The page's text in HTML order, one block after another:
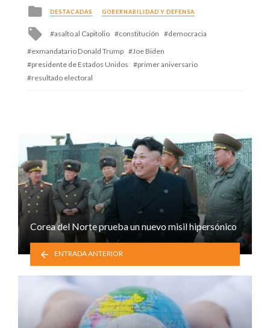
Posted
in
DESTACADAS GOBERNABILIDAD Y DEFENSA
Tagged
with
asalto al Capitolio constitución
democracia
exmandatario Donald Trump
Joe Biden
presidente de Estados Unidos
primer aniversario
resultado electoral
Corea del Norte prueba un nuevo misil hipersónico
ENTRADA ANTERIOR